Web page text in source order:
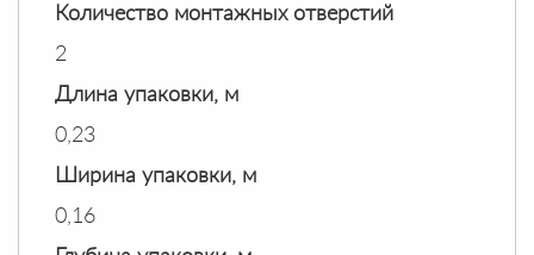
Количество монтажных отверстий
2
Длина упаковки, м
0,23
Ширина упаковки, м
0,16